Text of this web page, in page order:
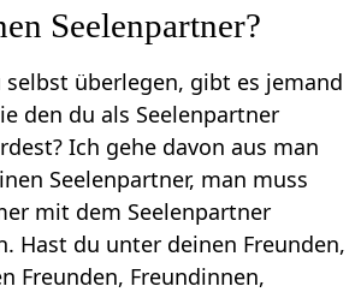
Seelenpartner?
selbst überlegen, gibt es jemand
den du als Seelenpartner
Ich gehe davon aus man
Seelenpartner, man muss
mit dem Seelenpartner
Hast du unter deinen Freunden,
Freunden, Freundinnen,